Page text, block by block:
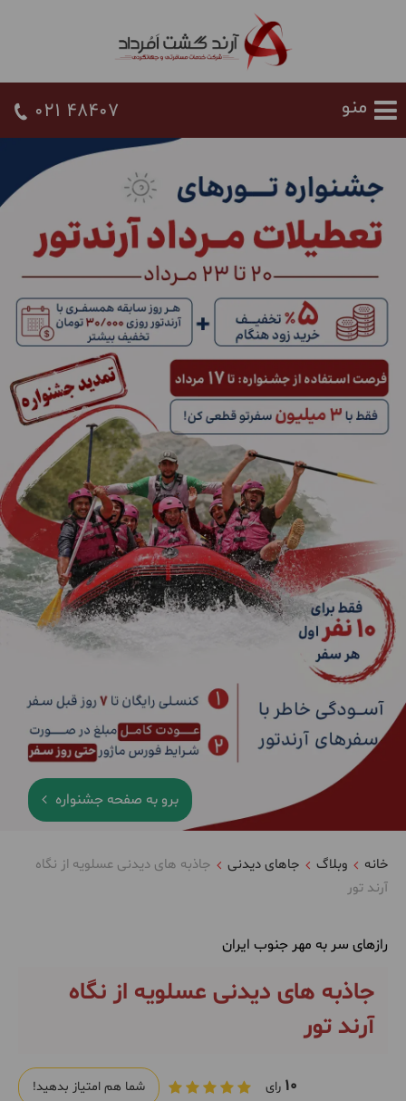
021 48407
برو به صفحه جشنواره
خانه وبلاگ جاهای دیدنی
جاذبه های دیدنی عسلویه از نگاه
آرند تور
رازهای سر به مهر جنوب ایران
جاذبه های دیدنی عسلویه از نگاه
آرند تور
10 رای شما هم امتیاز بدهید!